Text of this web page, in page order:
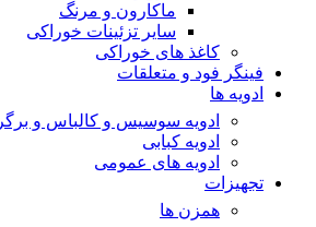
ماکارون و مرنگ
سایر تزئینات خوراکی
کاغذ های خوراکی
فینگر فود و متعلقات
ادویه ها
ادویه سوسیس و کالباس و برگر
ادویه کبابی
ادویه های عمومی
تجهیزات
همزن ها